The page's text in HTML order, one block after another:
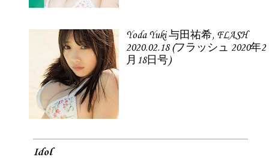
Yoda Yuki 与田祐希, FLASH
2020.02.18 (フラッシュ 2020年2
月18日号)
Idol